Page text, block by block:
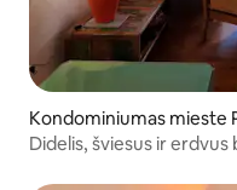
Kondominiumas mieste
Didelis, šviesus ir erdvus